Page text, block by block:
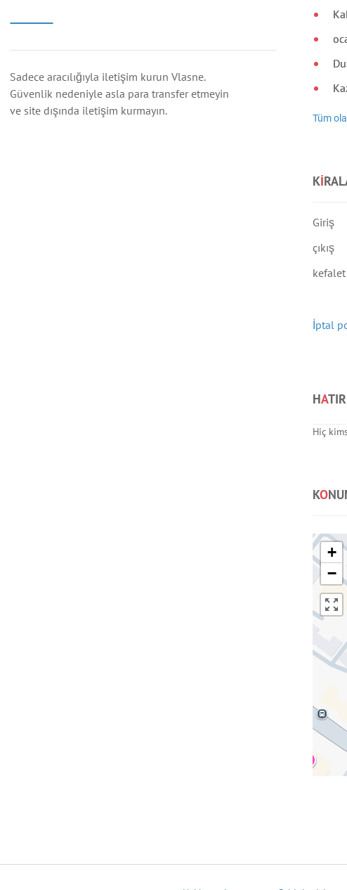
Sadece aracılığıyla iletişim kurun Vlasne.
Güvenlik nedeniyle asla para transfer etmeyin
ve site dışında iletişim kurmayın.
KI
Giriş
çıkış
kefalet
İptal
HA
Hiç
KO
+
−